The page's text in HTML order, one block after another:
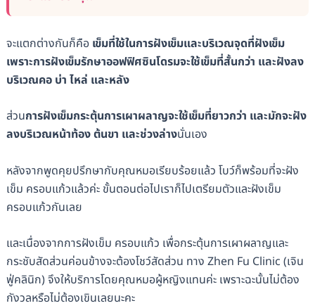
จะแตกต่างกันก็คือ เข็มที่ใช้ในการฝังเข็มและบริเวณจุดที่ฝังเข็ม
เพราะการฝังเข็มรักษาออฟฟิศซินโดรมจะใช้เข็มที่สั้นกว่า และฝังลง
บริเวณคอ บ่า ไหล่ และหลัง
ส่วนการฝังเข็มกระตุ้นการเผาผลาญจะใช้เข็มที่ยาวกว่า และมักจะฝัง
ลงบริเวณหน้าท้อง ต้นขา และช่วงล่างนั่นเอง
หลังจากพูดคุยปรึกษากับคุณหมอเรียบร้อยแล้ว โบว์ก็พร้อมที่จะฝัง
เข็ม ครอบแก้วแล้วค่ะ ขั้นตอนต่อไปเราก็ไปเตรียมตัวและฝังเข็ม
ครอบแก้วกันเลย
และเนื่องจากการฝังเข็ม ครอบแก้ว เพื่อกระตุ้นการเผาผลาญและ
กระชับสัดส่วนค่อนข้างจะต้องโชว์สัดส่วน ทาง Zhen Fu Clinic (​​เจิน
ฟู่คลินิก) จึงให้บริการโดยคุณหมอผู้หญิงแทนค่ะ เพราะฉะนั้นไม่ต้อง
กังวลหรือไม่ต้องเขินเลยนะคะ